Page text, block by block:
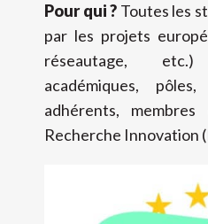
Pour qui ? Toutes les
par les projets
réseautage,
académiques,
adhérents,
Recherche Innovation